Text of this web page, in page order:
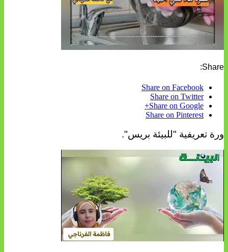
Share:
Share on Facebook
Share on Twitter
Share on Google+
Share on Pinterest
ورة تعريفية "للبيئة بريس".